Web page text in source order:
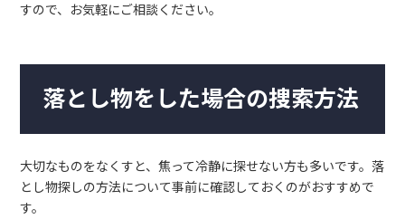
すので、お気軽にご相談ください。
落とし物をした場合の捜索方法
大切なものをなくすと、焦って冷静に探せない方も多いです。落
とし物探しの方法について事前に確認しておくのがおすすめで
す。